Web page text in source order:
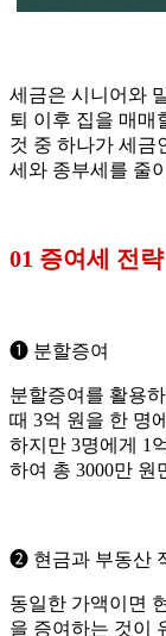
세금은 시니어와
퇴 이후 집을 매매
것 중 하나가 세금
세와 종부세를 줄
01 증여세 전
➊ 분할증여
분할증여를 활용
때 3억 원을 한 명
하지만 3명에게 1
하여 총 3000만 원
➋ 현금과 부동산
동일한 가액이면
을 증여하는 것이